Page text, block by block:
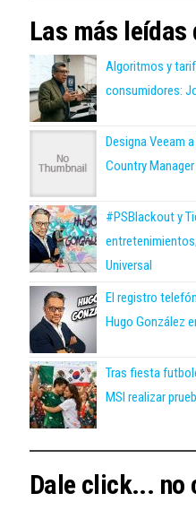
Las más leídas
Algoritmos y
consumidores:
Designa Veeam
Country
#PSBlackout y
Universal
El registro
Hugo González
Tras fiesta
MSI realizar
Dale click... no